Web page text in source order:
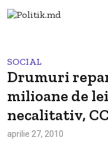
SOCIAL
Drumuri
milioane de
necalitativ,
aprilie 27, 2010